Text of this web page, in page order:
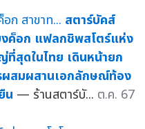
สตาร์บัคส์
งค็อก แฟลกชิพสโตร์แห่ง
ที่สุดในไทย เดินหน้ายก
ผสมผสานเอกลักษณ์ท้อง
น — ร้านสตาร์บั... ต.ค. 67